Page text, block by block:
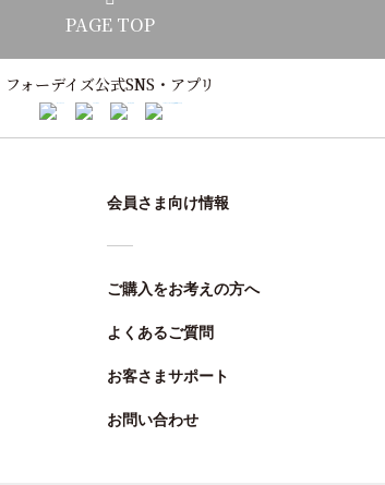
PAGE TOP
フォーデイズ公式SNS・アプリ
会員さま向け情報
ご購入をお考えの方へ
よくあるご質問
お客さまサポート
お問い合わせ